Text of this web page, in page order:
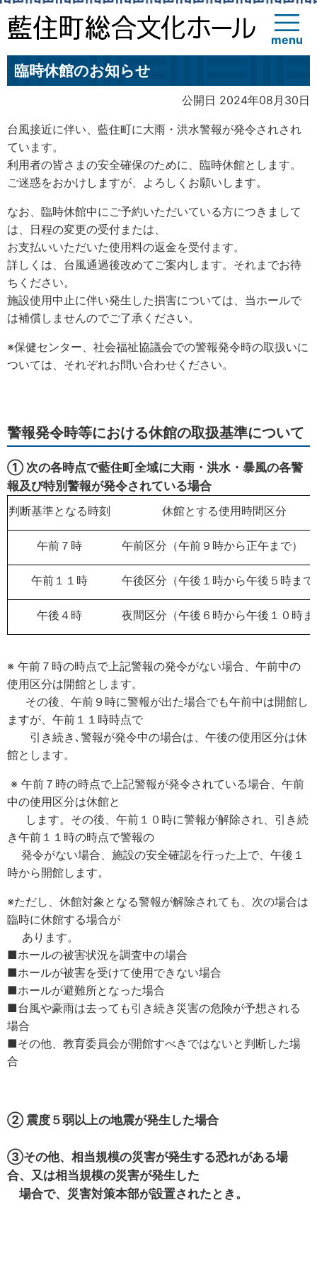
menu
臨時休館のお知らせ
公開日 2024年08月30日
台風接近に伴い、藍住町に大雨・洪水警報が発令されされ
ています。
利用者の皆さまの安全確保のために、臨時休館とします。
ご迷惑をおかけしますが、よろしくお願いします。
なお、臨時休館中にご予約いただいている方につきまして
は、日程の変更の受付または、
お支払いいただいた使用料の返金を受付ます。
詳しくは、台風通過後改めてご案内します。それまでお待
ちください。
施設使用中止に伴い発生した損害については、当ホールで
は補償しませんのでご了承ください。
※保健センター、社会福祉協議会での警報発令時の取扱いに
ついては、それぞれお問い合わせください。
警報発令時等における休館の取扱基準について
① 次の各時点で藍住町全域に大雨・洪水・暴風の各警
報及び特別警報が発令されている場合
判断基準となる時刻
休館とする使用時間区分
午前７時 午前区分（午前９時から正午まで）
午前１１時 午後区分（午後１時から午後５時まで
午後４時 夜間区分（午後６時から午後１０時ま
※ 午前７時の時点で上記警報の発令がない場合、午前中の
使用区分は開館とします。
その後、午前９時に警報が出た場合でも午前中は開館し
ますが、午前１１時時点で
引き続き､警報が発令中の場合は、午後の使用区分は休
館とします。
※ 午前７時の時点で上記警報が発令されている場合、午前
中の使用区分は休館と
します。その後、午前１０時に警報が解除され、引き続
き午前１１時の時点で警報の
発令がない場合、施設の安全確認を行った上で、午後１
時から開館します。
※ただし、休館対象となる警報が解除されても、次の場合は
臨時に休館する場合が
あります。
■ホールの被害状況を調査中の場合
■ホールが被害を受けて使用できない場合
■ホールが避難所となった場合
■台風や豪雨は去っても引き続き災害の危険が予想される
場合
■その他、教育委員会が開館すべきではないと判断した場
合
② 震度５弱以上の地震が発生した場合
③その他、相当規模の災害が発生する恐れがある場
合、又は相当規模の災害が発生した
場合で、災害対策本部が設置されたとき。